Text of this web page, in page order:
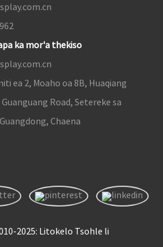
ka mor'a thekiso
ea 2, Moaho oa 8B, Huaqiang
Road, Setereke sa
Chaena
2025: Litokelo Tsohle li